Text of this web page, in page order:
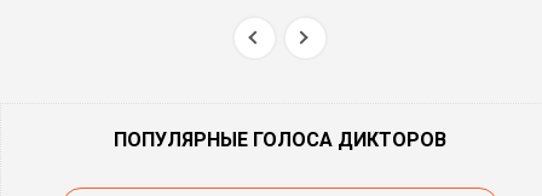
ПОПУЛЯРНЫЕ ГОЛОСА ДИКТОРОВ